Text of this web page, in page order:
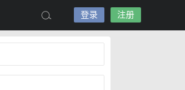
登录 注册